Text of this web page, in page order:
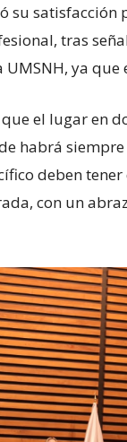
su
tras
ya que
el lugar en
habrá siempre
deben
con un